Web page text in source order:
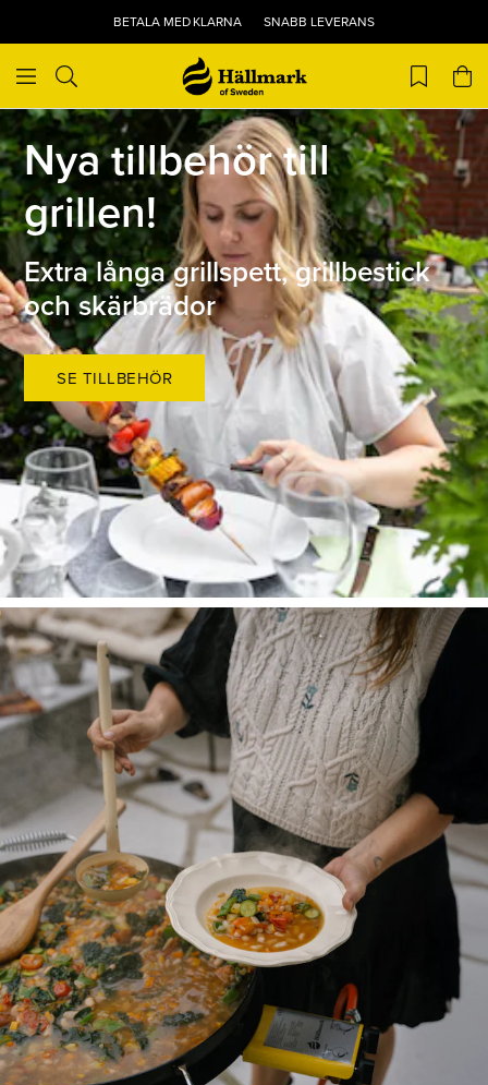
BETALA MED KLARNA SNABB LEVERANS
Nya tillbehör till
grillen!
Extra långa grillspett, grillbestick
och skärbrädor
SE TILLBEHÖR